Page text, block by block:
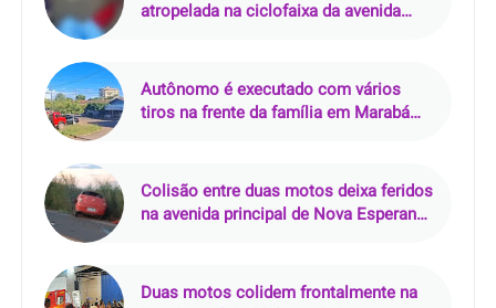
atropelada na ciclofaixa da avenida
Autônomo é executado com vários
tiros na frente da família em Marabá
Colisão entre duas motos deixa feridos
na avenida principal de Nova Esperança
Duas motos colidem frontalmente na